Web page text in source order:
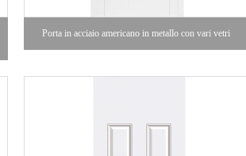
Porta in acciaio americano in metallo con vari vetri